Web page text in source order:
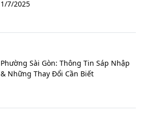
1/7/2025
Phường Sài Gòn: Thông Tin Sáp Nhập
& Những Thay Đổi Cần Biết